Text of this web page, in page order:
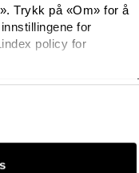
Trykk på «Om» for å
for
policy for